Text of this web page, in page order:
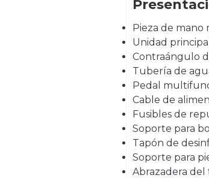
Pieza de mano
Unidad
Contraángulo
Tubería de
Pedal
Cable de
Fusibles de
Soporte para
Tapón de
Soporte para
Abrazadera